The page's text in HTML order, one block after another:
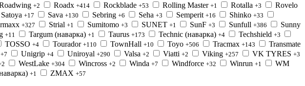
+2 Roadx +414 Rockblade +53 Rolling Master +1 Rotalla +3 Rovelo
Satoya +17 Sava +130 Sebring +6 Seha +3 Semperit +16 Shinko +33
+327 Strial +1 Sumitomo +3 SUNET +1 SunF +3 Sunfull +386 Sunny
+11 Targum (наварка) +1 Taurus +173 Technic (наварка) +4 Techshield +3
TOSSO +4 Tourador +110 TownHall +10 Toyo +506 Tracmax +143 Transmate
+7 Unigrip +4 Uniroyal +290 Valsa +2 Viatti +2 Viking +257 VK TYRES +3
WestLake +304 Wincross +2 Winda +7 Windforce +32 Winrun +1
WM
+1 ZMAX +57